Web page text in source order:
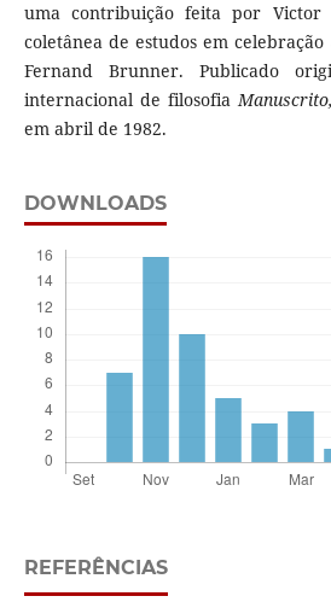
uma contribuição feita por Victor
coletânea de estudos em
Fernand Brunner. Publicado
internacional de filosofia Manuscrito,
em abril de 1982.
DOWNLOADS
REFERÊNCIAS